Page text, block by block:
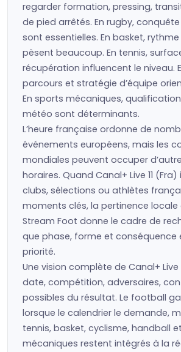
regarder formation, pressing,
de pied arrêtés. En rugby,
sont essentielles. En basket,
pèsent beaucoup. En tennis,
récupération influencent le niveau.
parcours et stratégie d’équipe
En sports mécaniques,
météo sont déterminants.
L’heure française ordonne de
événements européens, mais les
mondiales peuvent occuper
horaires. Quand Canal+ Live 11
clubs, sélections ou athlètes
moments clés, la pertinence locale
Stream Foot donne le cadre de
que phase, forme et conséquence
priorité.
Une vision complète de Canal+ Live
date, compétition, adversaires,
possibles du résultat. Le football
lorsque le calendrier le demande,
tennis, basket, cyclisme, handball
mécaniques restent intégrés à la